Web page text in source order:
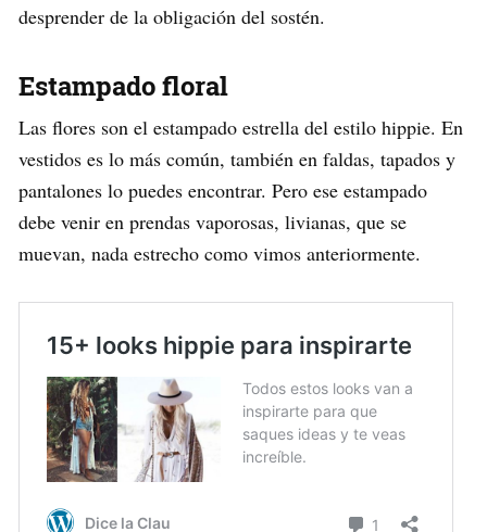
desprender de la obligación del sostén.
Estampado floral
Las flores son el estampado estrella del estilo hippie. En
vestidos es lo más común, también en faldas, tapados y
pantalones lo puedes encontrar. Pero ese estampado
debe venir en prendas vaporosas, livianas, que se
muevan, nada estrecho como vimos anteriormente.